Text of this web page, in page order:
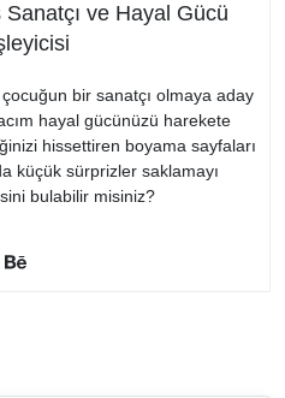
ve Hayal Gücü
bir sanatçı olmaya aday
hayal gücünüzü harekete
hissettiren boyama sayfaları
küçük sürprizler saklamayı
bulabilir misiniz?